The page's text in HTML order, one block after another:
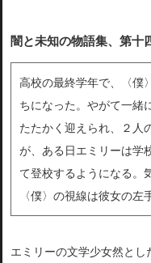
闇と未知の物語集、第十
高校の最終学年で、〈僕
ちになった。やがて一緒
たたかく迎えられ、２人
が、ある日エミリーは学
て登校するようになる。
〈僕〉の視線は彼女の
エミリーの文学少女然と